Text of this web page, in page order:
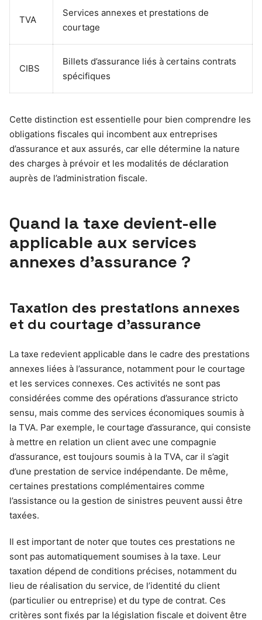
TVA
Services annexes et prestations de
courtage
CIBS
Billets d’assurance liés à certains contrats
spécifiques
Cette distinction est essentielle pour bien comprendre les
obligations fiscales qui incombent aux entreprises
d’assurance et aux assurés, car elle détermine la nature
des charges à prévoir et les modalités de déclaration
auprès de l’administration fiscale.
Quand la taxe devient-elle
applicable aux services
annexes d’assurance ?
Taxation des prestations annexes
et du courtage d’assurance
La taxe redevient applicable dans le cadre des prestations
annexes liées à l’assurance, notamment pour le courtage
et les services connexes. Ces activités ne sont pas
considérées comme des opérations d’assurance stricto
sensu, mais comme des services économiques soumis à
la TVA. Par exemple, le courtage d’assurance, qui consiste
à mettre en relation un client avec une compagnie
d’assurance, est toujours soumis à la TVA, car il s’agit
d’une prestation de service indépendante. De même,
certaines prestations complémentaires comme
l’assistance ou la gestion de sinistres peuvent aussi être
taxées.
Il est important de noter que toutes ces prestations ne
sont pas automatiquement soumises à la taxe. Leur
taxation dépend de conditions précises, notamment du
lieu de réalisation du service, de l’identité du client
(particulier ou entreprise) et du type de contrat. Ces
critères sont fixés par la législation fiscale et doivent être